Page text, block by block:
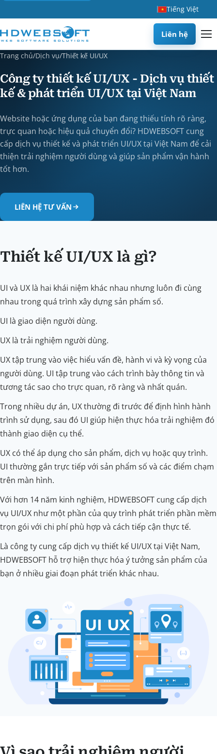
Tiếng Việt
Liên hệ
Trang chủ/Dịch vụ/Thiết kế UI/UX
Công ty thiết kế UI/UX - Dịch vụ thiết
kế & phát triển UI/UX tại Việt Nam
Website hoặc ứng dụng của bạn đang thiếu tính rõ ràng,
trực quan hoặc hiệu quả chuyển đổi? HDWEBSOFT cung
cấp dịch vụ thiết kế và phát triển UI/UX tại Việt Nam để cải
thiện trải nghiệm người dùng và giúp sản phẩm vận hành
tốt hơn.
LIÊN HỆ TƯ VẤN
Thiết kế UI/UX là gì?
UI và UX là hai khái niệm khác nhau nhưng luôn đi cùng
nhau trong quá trình xây dựng sản phẩm số.
UI là giao diện người dùng.
UX là trải nghiệm người dùng.
UX tập trung vào việc hiểu vấn đề, hành vi và kỳ vọng của
người dùng. UI tập trung vào cách trình bày thông tin và
tương tác sao cho trực quan, rõ ràng và nhất quán.
Trong nhiều dự án, UX thường đi trước để định hình hành
trình sử dụng, sau đó UI giúp hiện thực hóa trải nghiệm đó
thành giao diện cụ thể.
UX có thể áp dụng cho sản phẩm, dịch vụ hoặc quy trình.
UI thường gắn trực tiếp với sản phẩm số và các điểm chạm
trên màn hình.
Với hơn 14 năm kinh nghiệm, HDWEBSOFT cung cấp dịch
vụ UI/UX như một phần của quy trình phát triển phần mềm
trọn gói với chi phí phù hợp và cách tiếp cận thực tế.
Là công ty cung cấp dịch vụ thiết kế UI/UX tại Việt Nam,
HDWEBSOFT hỗ trợ hiện thực hóa ý tưởng sản phẩm của
bạn ở nhiều giai đoạn phát triển khác nhau.